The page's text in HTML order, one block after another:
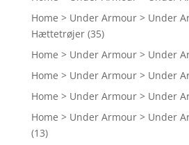
Home > Under Armour > Under
Hættetrøjer (35)
Home > Under Armour > Under
Home > Under Armour > Under
Home > Under Armour > Under
Home > Under Armour > Under
(13)